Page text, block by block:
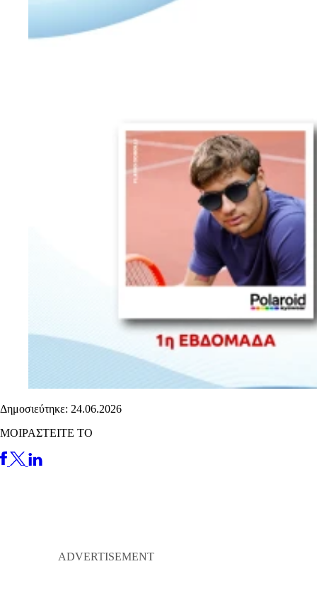
Δημοσιεύτηκε: 24.06.2026
ΜΟΙΡΑΣΤΕΙΤΕ ΤΟ